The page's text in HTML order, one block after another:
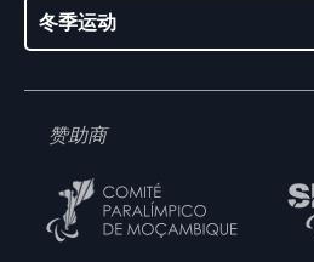
冬季运动
赞助商